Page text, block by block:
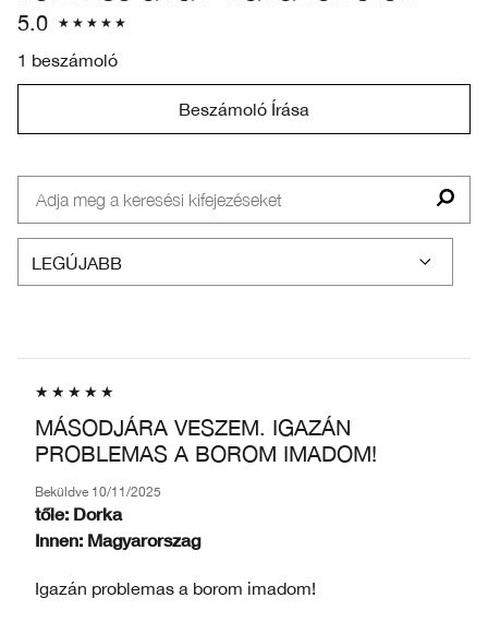
5.0
1 beszámoló
Beszámoló Írása
MÁSODJÁRA VESZEM. IGAZÁN
PROBLEMAS A BOROM IMADOM!
Beküldve 10/11/2025
tőle: Dorka
Innen: Magyarorszag
Igazán problemas a borom imadom!